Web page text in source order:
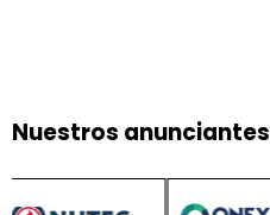
Nuestros anunciantes